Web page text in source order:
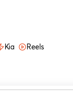
Kia Reels